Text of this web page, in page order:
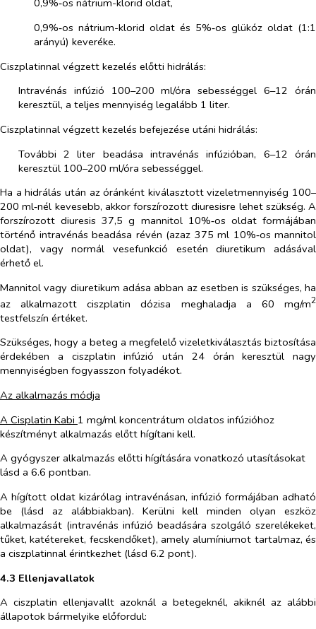
0,9%‑os nátrium-klorid oldat,
0,9%‑os nátrium-klorid oldat és 5%‑os glükóz oldat (1:1
arányú) keveréke.
Ciszplatinnal végzett kezelés előtti hidrálás:
Intravénás infúzió 100–200 ml/óra sebességgel 6–12 órán
keresztül, a teljes mennyiség legalább 1 liter.
Ciszplatinnal végzett kezelés befejezése utáni hidrálás:
További 2 liter beadása intravénás infúzióban, 6–12 órán
keresztül 100–200 ml/óra sebességgel.
Ha a hidrálás után az óránként kiválasztott vizeletmennyiség 100–
200 ml‑nél kevesebb, akkor forszírozott diuresisre lehet szükség. A
forszírozott diuresis 37,5 g mannitol 10%‑os oldat formájában
történő intravénás beadása révén (azaz 375 ml 10%‑os mannitol
oldat), vagy normál vesefunkció esetén diuretikum adásával
érhető el.
Mannitol vagy diuretikum adása abban az esetben is szükséges, ha
az alkalmazott ciszplatin dózisa meghaladja a 60 mg/m2
testfelszín értéket.
Szükséges, hogy a beteg a megfelelő vizeletkiválasztás biztosítása
érdekében a ciszplatin infúzió után 24 órán keresztül nagy
mennyiségben fogyasszon folyadékot.
Az alkalmazás módja
A Cisplatin Kabi 1 mg/ml koncentrátum oldatos infúzióhoz
készítményt alkalmazás előtt hígítani kell.
A gyógyszer alkalmazás előtti hígítására vonatkozó utasításokat
lásd a 6.6 pontban.
A hígított oldat kizárólag intravénásan, infúzió formájában adható
be (lásd az alábbiakban). Kerülni kell minden olyan eszköz
alkalmazását (intravénás infúzió beadására szolgáló szerelékeket,
tűket, katétereket, fecskendőket), amely alumíniumot tartalmaz, és
a ciszplatinnal érintkezhet (lásd 6.2 pont).
4.3 Ellenjavallatok
A ciszplatin ellenjavallt azoknál a betegeknél, akiknél az alábbi
állapotok bármelyike előfordul: